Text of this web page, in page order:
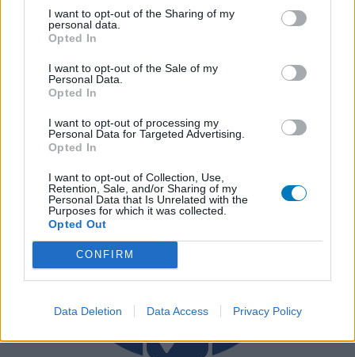
I want to opt-out of the Sharing of my
personal data.
Opted In
I want to opt-out of the Sale of my
Personal Data.
Opted In
I want to opt-out of processing my
Personal Data for Targeted Advertising.
Opted In
I want to opt-out of Collection, Use,
Retention, Sale, and/or Sharing of my
Personal Data that Is Unrelated with the
Purposes for which it was collected.
Opted Out
CONFIRM
Data Deletion Data Access Privacy Policy